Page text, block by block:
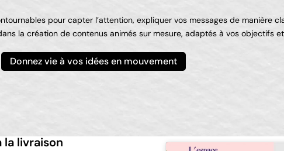
pour capter l’attention, expliquer vos messages de manière
la création de contenus animés sur mesure, adaptés à vos objectifs
Donnez vie à vos idées en mouvement
livraison